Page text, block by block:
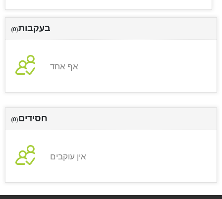
בעקבות(0)
אף אחד
חסידים(0)
אין עוקבים